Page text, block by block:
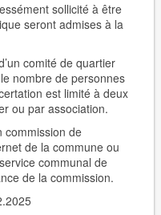
sollicité à être
seront admises à la
comité de quartier
nombre de personnes
est limité à deux
ou par association.
commission de
de la commune ou
communal de
de la commission.